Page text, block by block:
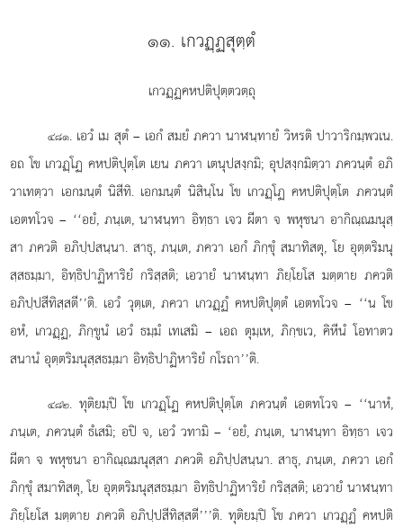
๑๑. เกวฏฺฏสุตฺตํ
เกวฏฺฏคหปติปุตฺตวตฺถุ
๔๘๑. เอวํ เม สุตํ – เอกํ สมยํ ภควา นาฬนฺทายํ วิหรติ ปาวาริกมฺพวเน.
อถ โข เกวฏฺโฏ คหปติปุตฺโต เยน ภควา เตนุปสงฺกมิ; อุปสงฺกมิตฺวา ภควนฺตํ อภิ
วาเทตฺวา เอกมนฺตํ นิสีทิ. เอกมนฺตํ นิสินฺโน โข เกวฏฺโฏ คหปติปุตฺโต ภควนฺตํ
เอตทโวจ – ‘‘อยํ, ภนฺเต, นาฬนฺทา อิทฺธา เจว ผีตา จ พหุชนา อากิณฺณมนุสฺ
สา ภควติ อภิปฺปสนฺนา. สาธุ, ภนฺเต, ภควา เอกํ ภิกฺขุํ สมาทิสตุ, โย อุตฺตริมนุ
สฺสธมฺมา, อิทฺธิปาฏิหาริยํ กริสฺสติ; เอวายํ นาฬนฺทา ภิยฺโยโส มตฺตาย ภควติ
อภิปฺปสีทิสฺสตี’’ติ. เอวํ วุตฺเต, ภควา เกวฏฺฏํ คหปติปุตฺตํ เอตทโวจ – ‘‘น โข
อหํ, เกวฏฺฏ, ภิกฺขูนํ เอวํ ธมฺมํ เทเสมิ – เอถ ตุมฺเห, ภิกฺขเว, คิหีนํ โอทาตว
สนานํ อุตฺตริมนุสฺสธมฺมา อิทฺธิปาฏิหาริยํ กโรถา’’ติ.
๔๘๒. ทุติยมฺปิ โข เกวฏฺโฏ คหปติปุตฺโต ภควนฺตํ เอตทโวจ – ‘‘นาหํ,
ภนฺเต, ภควนฺตํ ธํเสมิ; อปิ จ, เอวํ วทามิ – ‘อยํ, ภนฺเต, นาฬนฺทา อิทฺธา เจว
ผีตา จ พหุชนา อากิณฺณมนุสฺสา ภควติ อภิปฺปสนฺนา. สาธุ, ภนฺเต, ภควา เอกํ
ภิกฺขุํ สมาทิสตุ, โย อุตฺตริมนุสฺสธมฺมา อิทฺธิปาฏิหาริยํ กริสฺสติ; เอวายํ นาฬนฺทา
ภิยฺโยโส มตฺตาย ภควติ อภิปฺปสีทิสฺสตี’’’ติ. ทุติยมฺปิ โข ภควา เกวฏฺฏํ คหปติ